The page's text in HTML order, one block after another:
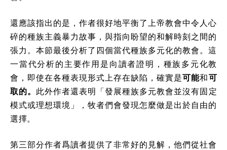
還應該指出的是，作者很好地平衡了上帝教會中令人心
碎的種族主義暴力故事，與指向盼望的和解時刻之間的
張力。本節最後分析了四個當代種族多元化的教會。這
一當代分析的主要作用是向讀者證明，種族多元化教
會，即使在各種表現形式上存在缺陷，確實是可能和可
取的。 此外作者還表明「發展種族多元教會並沒有固定
模式或理想環境」，牧者們會發現怎麼做是出於自由的
選擇。
第三部分作者爲讀者提供了非常好的見解，他們從社會